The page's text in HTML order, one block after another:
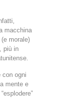
macchina
morale)
più in
con ogni
mente e